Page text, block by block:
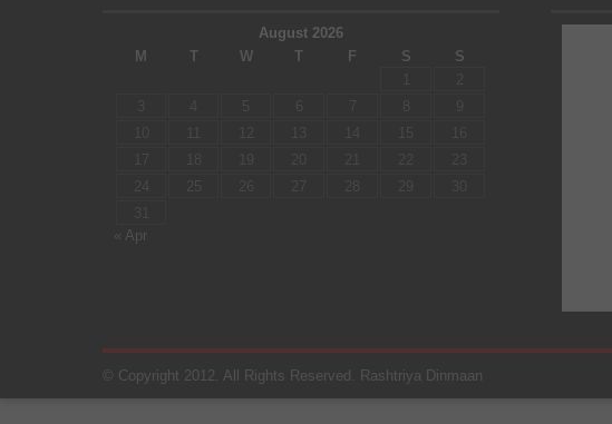
August 2026
M
T W T F S
S
2
3
5 7 8
12 13 15
17
18 20 21 22
23
24
25 26 27 28 29
30
31
« Apr
© Copyright 2012. All Rights Reserved. Rashtriya Dinmaan